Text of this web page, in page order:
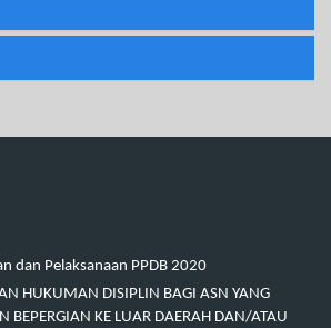
dan Pelaksanaan PPDB 2020
HUKUMAN DISIPLIN BAGI ASN YANG
BEPERGIAN KE LUAR DAERAH DAN/ATAU